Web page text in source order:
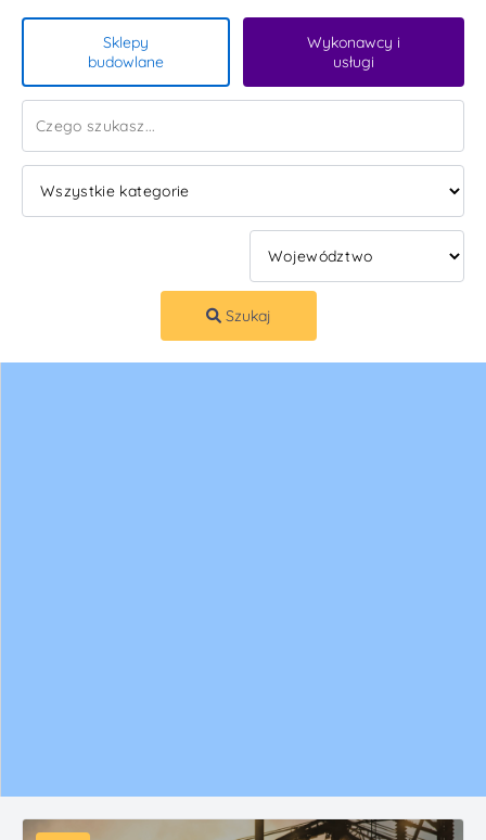
Sklepy
budowlane
Wykonawcy i
usługi
Szukaj